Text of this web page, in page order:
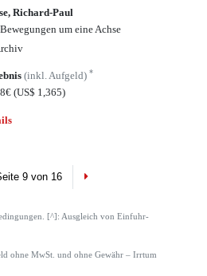
Richard-Paul
um eine Achse
(inkl. Aufgeld)*
(US$ 1,365)
9 von 16 Next
[^]: Ausgleich von Einfuhr-
ohne MwSt. und ohne Gewähr – Irrtum